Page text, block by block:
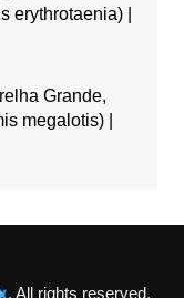
erythrotaenia) |
Grande,
megalotis) |
. All rights reserved.